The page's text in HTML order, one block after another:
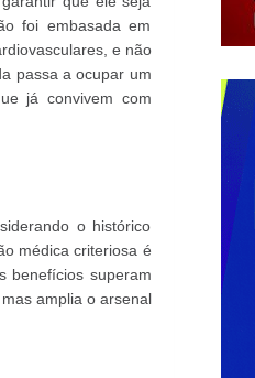
foi embasada em
e não
passa a ocupar um
já convivem com
o histórico
médica criteriosa é
benefícios superam
amplia o arsenal